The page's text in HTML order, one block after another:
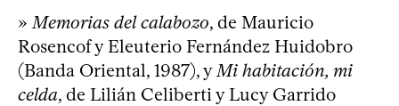
»Memorias del calabozo, de Mauricio
Rosencof y Eleuterio Fernández Huidobro
(Banda Oriental, 1987), yMi habitación, mi
celda, de Lilián Celiberti y Lucy Garrido